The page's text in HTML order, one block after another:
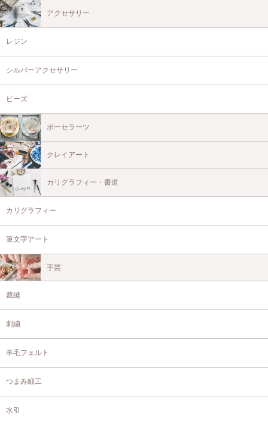
アクセサリー
レジン
シルバーアクセサリー
ビーズ
ポーセラーツ
クレイアート
カリグラフィー・書道
カリグラフィー
筆文字アート
手芸
裁縫
刺繍
羊毛フェルト
つまみ細工
水引